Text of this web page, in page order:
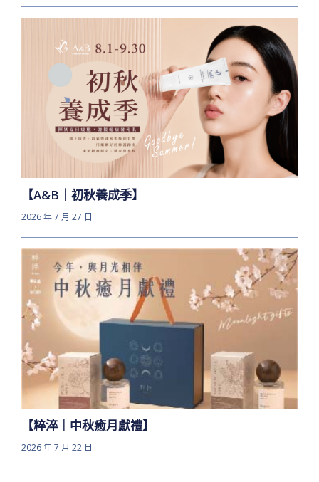
【A&B｜初秋養成季】
2026 年 7 月 27 日
【粹淬｜中秋癒月獻禮】
2026 年 7 月 22 日